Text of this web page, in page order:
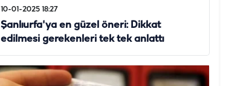
10-01-2025 18:27
Şanlıurfa'ya en güzel öneri: Dikkat
edilmesi gerekenleri tek tek anlattı